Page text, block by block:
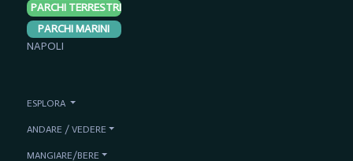
PARCHI TERRESTRI
PARCHI MARINI
NAPOLI
ESPLORA
ANDARE / VEDERE
MANGIARE/BERE